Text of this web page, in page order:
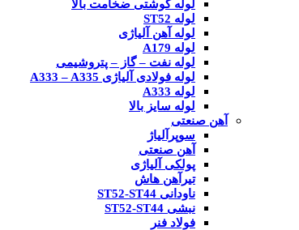
لوله گوشتی ضخامت بالا
لوله ST52
لوله آهن آلیاژی
لوله A179
لوله نفت – گاز – پتروشیمی
لوله فولادی آلیاژی A333 – A335
لوله A333
لوله سایز بالا
آهن صنعتی
سوپرآلیاژ
آهن صنعتی
پولکی آلیاژی
تیرآهن هاش
ناودانی ST52-ST44
نبشی ST52-ST44
فولاد فنر